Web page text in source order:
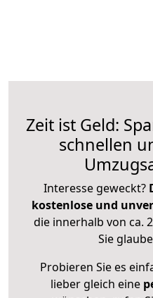
Zeit ist Geld:
schnellen
Interesse geweckt?
kostenlose und
die innerhalb von ca.
Sie
Probieren Sie es
lieber gleich eine